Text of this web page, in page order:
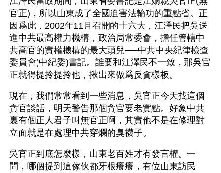
官正)，所以山東成了全國迫害法輪功的重點省。正
因爲此，2002年11月召開的十六大，江澤民把吳送
進中共最高權力機構，政治局常委會，擔任管轄中
共高官的實權機構的最大頭兒──中共中央紀律檢查
委員會(中紀委)書記。誰要和江澤民不一致，那吳官
正就得提拎提拎他，揪出來做爲反貪樣板。
現在，我們常常看到一些消息，吳官正今天找這個
貪官談話，明天警告那個貪官要老實點。好象中共
裏有個正人君子叫無官正啊，其實他不是在修理對
立面就是在處理中共穿爛的臭襪子。
吳官正到底怎麼樣，山東老百姓才有發言權。一
問，哪個提到這傢伙都牙根癢癢，有位山東訪民